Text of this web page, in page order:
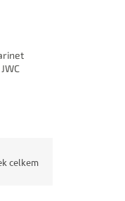
celkem